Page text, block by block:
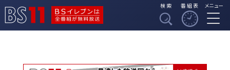
BSイレブンは全番組
検索 番組表 メニュー